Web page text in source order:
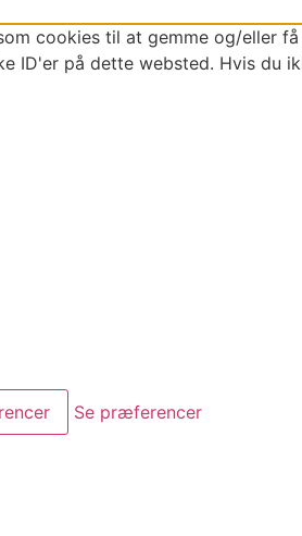
cookies til at gemme og/eller
ID'er på dette websted. Hvis
Se præferencer